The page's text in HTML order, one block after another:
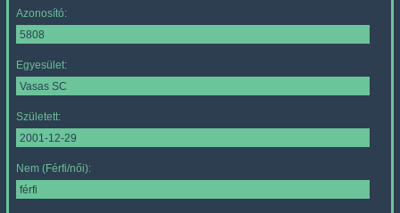
Azonosító:
Egyesület:
Született:
Nem (Férfi/női):